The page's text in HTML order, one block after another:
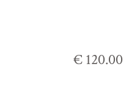
€ 120.00